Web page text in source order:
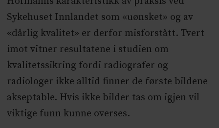
Sykehuset Innlandet som «uønsket» og av
«dårlig kvalitet» er derfor misforstått. Tvert
imot vitner resultatene i studien om
kvalitetssikring fordi radiografer og
radiologer ikke alltid finner de første bildene
akseptable. Hvis ikke bilder tas om igjen vil
viktige funn kunne overses.